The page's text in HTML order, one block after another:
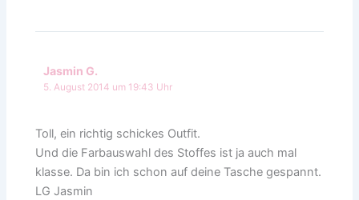
Jasmin G.
5. August 2014 um 19:43 Uhr
Toll, ein richtig schickes Outfit.
Und die Farbauswahl des Stoffes ist ja auch mal
klasse. Da bin ich schon auf deine Tasche gespannt.
LG Jasmin